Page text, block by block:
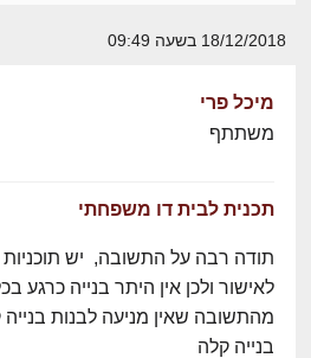
18/12/2018 בשעה 09:49
מיכל פרי
משתתף
תכנית לבית דו משפחתי
תודה רבה על התשובה, יש תוכניות
לאישור ולכן אין היתר בנייה כרגע
מהתשובה שאין מניעה לבנות
בנייה קלה